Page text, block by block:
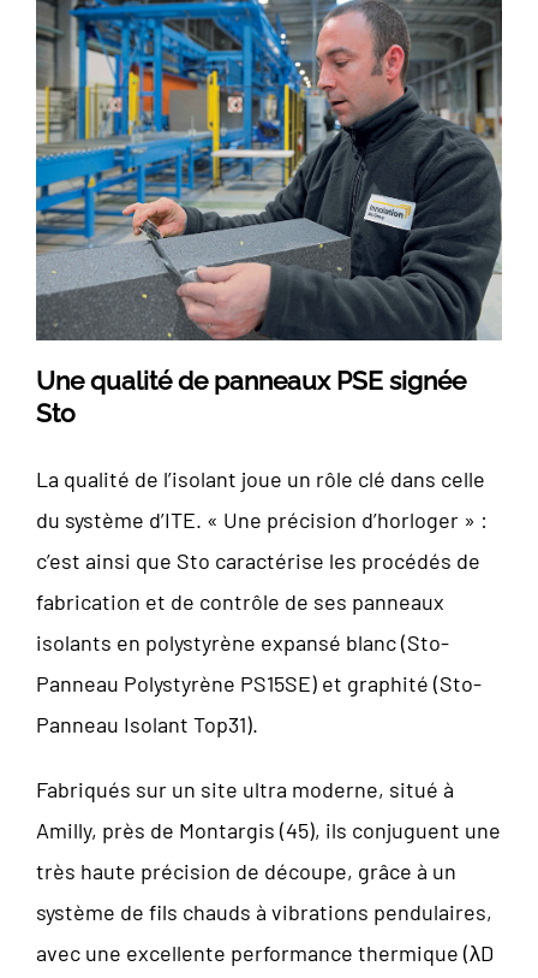
Une qualité de panneaux PSE signée
Sto
La qualité de l’isolant joue un rôle clé dans celle
du système d’ITE. « Une précision d’horloger » :
c’est ainsi que Sto caractérise les procédés de
fabrication et de contrôle de ses panneaux
isolants en polystyrène expansé blanc (Sto-
Panneau Polystyrène PS15SE) et graphité (Sto-
Panneau Isolant Top31).
Fabriqués sur un site ultra moderne, situé à
Amilly, près de Montargis (45), ils conjuguent une
très haute précision de découpe, grâce à un
système de fils chauds à vibrations pendulaires,
avec une excellente performance thermique (λD